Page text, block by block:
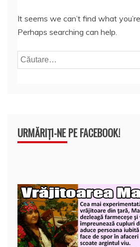
It seems we can’t find what
Perhaps searching can help.
Caută
după:
URMĂRIȚI-NE PE FACEBOOK!